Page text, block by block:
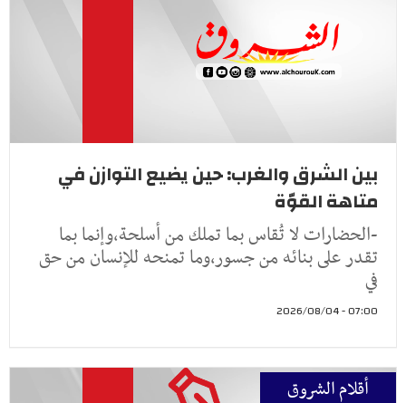
بين الشرق والغرب: حين يضيع التوازن في
متاهة القوّة
-الحضارات لا تُقاس بما تملك من أسلحة،وإنما بما
تقدر على بنائه من جسور،وما تمنحه للإنسان من حق
في
07:00 - 2026/08/04
أقلام الشروق